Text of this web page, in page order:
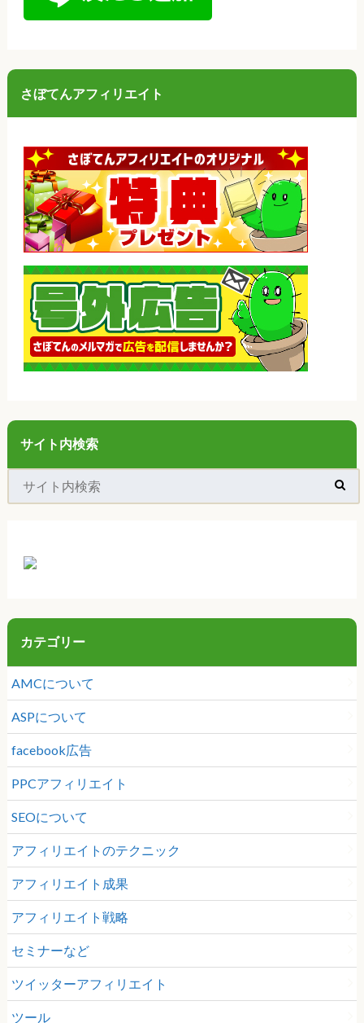
さぼてんアフィリエイト
サイト内検索
カテゴリー
AMCについて
ASPについて
facebook広告
PPCアフィリエイト
SEOについて
アフィリエイトのテクニック
アフィリエイト成果
アフィリエイト戦略
セミナーなど
ツイッターアフィリエイト
ツール